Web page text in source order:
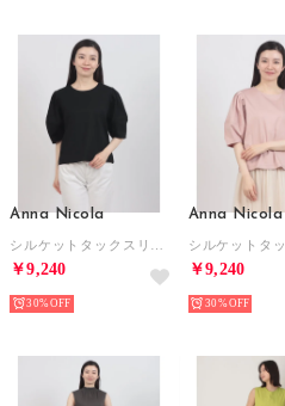
Anna Nicola
シルケットタックスリーブ無地カットソー （ブラック）
￥9,240
30%
Anna Nicola
￥9,240
30%